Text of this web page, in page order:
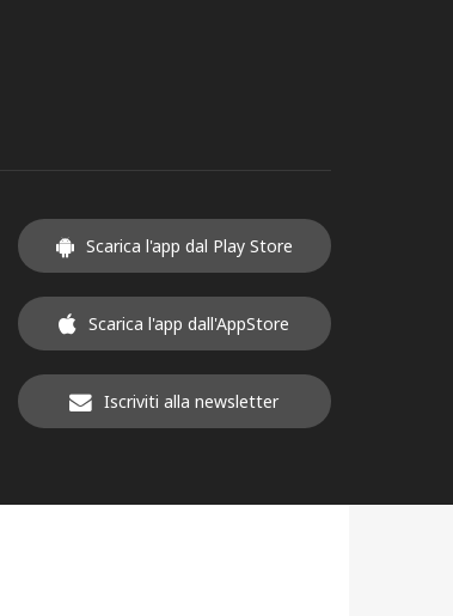
Scarica l'app dal Play Store
Scarica l'app dall'AppStore
Iscriviti alla newsletter